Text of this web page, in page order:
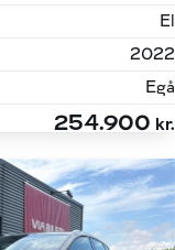
El
2022
Egå
254.900 kr.